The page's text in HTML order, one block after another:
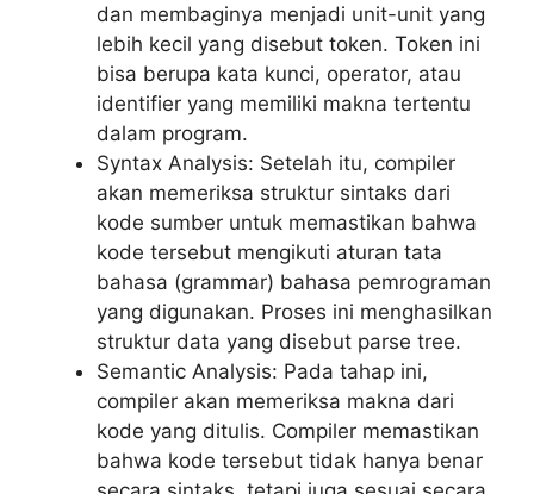
dan membaginya menjadi unit-unit yang
lebih kecil yang disebut token. Token ini
bisa berupa kata kunci, operator, atau
identifier yang memiliki makna tertentu
dalam program.
Syntax Analysis: Setelah itu, compiler
akan memeriksa struktur sintaks dari
kode sumber untuk memastikan bahwa
kode tersebut mengikuti aturan tata
bahasa (grammar) bahasa pemrograman
yang digunakan. Proses ini menghasilkan
struktur data yang disebut parse tree.
Semantic Analysis: Pada tahap ini,
compiler akan memeriksa makna dari
kode yang ditulis. Compiler memastikan
bahwa kode tersebut tidak hanya benar